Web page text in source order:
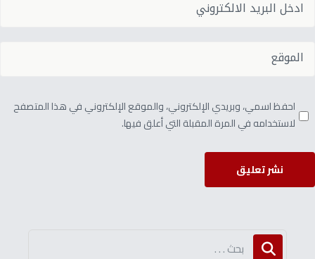
احفظ اسمي، وبريدي الإلكتروني، والموقع الإلكتروني في هذا المتصفح
لاستخدامه في المرة المقبلة التي أعلق فيها.
نشر تعليق